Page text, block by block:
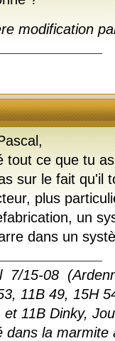
modification
tout ce que tu
sur le fait qu'il
plus
un
dans un
7/15-08
11B 49, 15H
et 11B Dinky,
dans la marmite